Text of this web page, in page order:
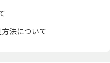
法について